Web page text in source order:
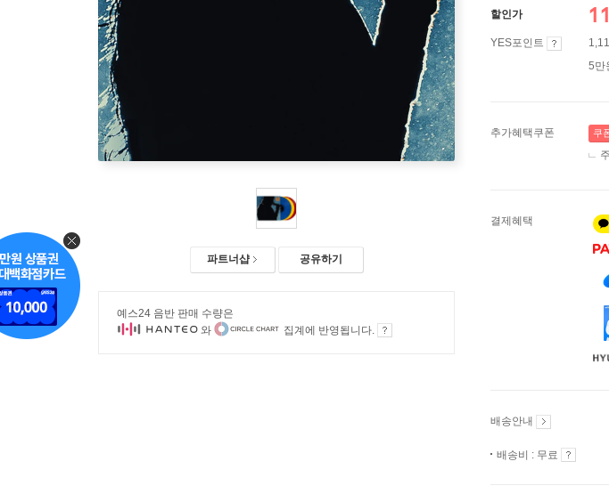
파트너샵 공유하기
예스24 음반 판매 수량은
와
집계에 반영됩니다.
할인가
YES포인트
5만
추가혜택쿠폰 쿠
결제혜택
배송안내
배송비 : 무료